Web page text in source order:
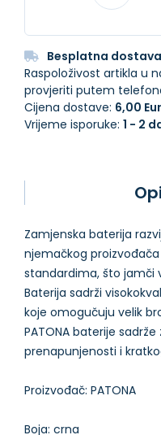
Besplatna dostava
Raspoloživost artikla u
provjeriti putem
Cijena dostave: 6,00 Eur
Vrijeme isporuke: 1 - 2
Zamjenska baterija
njemačkog
standardima, što jamči
Baterija sadrži
koje omogučuju velik
PATONA baterije
prenapunjenosti i
Proizvođač: PATONA
Boja: crna